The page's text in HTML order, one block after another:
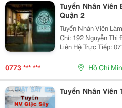
Tuyển Nhân Viên
Quận 2
Tuyển Nhân Viên Làm
Chỉ: 192 Nguyễn Thị
Liên Hệ Trực Tiếp: 0773
Ngay &Ndash; Ưu Tiên Làm
0773 *** *** Hồ Chí
Tuyển Nhân Viên